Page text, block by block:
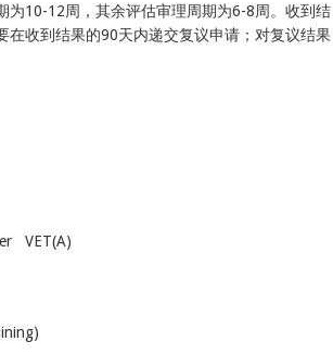
为10-12周，其余评估审理周期为6-8周。收到结
收到结果的90天内递交复议申请；对复议结果
VET(A)